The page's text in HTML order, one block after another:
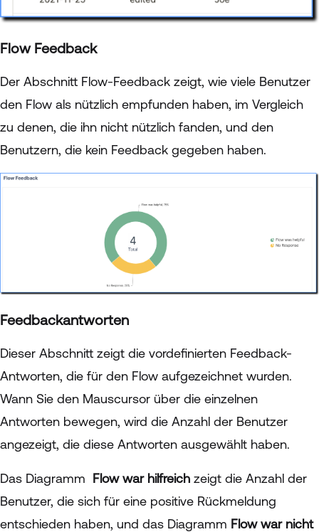
Flow Feedback
Der Abschnitt Flow-Feedback zeigt, wie viele Benutzer
den Flow als nützlich empfunden haben, im Vergleich
zu denen, die ihn nicht nützlich fanden, und den
Benutzern, die kein Feedback gegeben haben.
Feedbackantworten
Dieser Abschnitt zeigt die vordefinierten Feedback-
Antworten, die für den Flow aufgezeichnet wurden.
Wann Sie den Mauscursor über die einzelnen
Antworten bewegen, wird die Anzahl der Benutzer
angezeigt, die diese Antworten ausgewählt haben.
Das Diagramm Flow war hilfreich zeigt die Anzahl der
Benutzer, die sich für eine positive Rückmeldung
entschieden haben, und das Diagramm Flow war nicht